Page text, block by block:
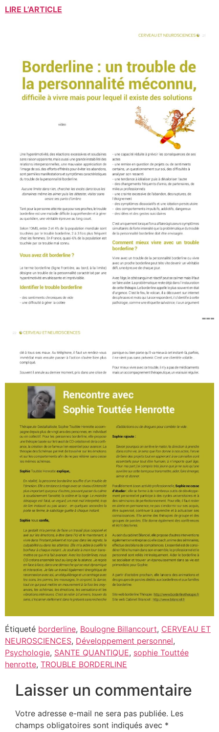
LIRE L’ARTICLE
Étiqueté borderline, Boulogne Billancourt, CERVEAU ET
NEUROSCIENCES, Développement personnel,
Psychologie, SANTE QUANTIQUE, sophie Touttée
henrotte, TROUBLE BORDERLINE
Laisser un commentaire
Votre adresse e-mail ne sera pas publiée. Les
champs obligatoires sont indiqués avec *